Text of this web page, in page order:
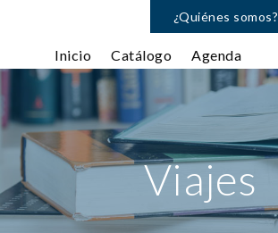
¿Quiénes somos?
Inicio Catálogo Agenda
Viajes